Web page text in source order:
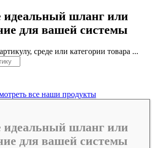
идеальный шланг или
для вашей системы
среде или категории товара ...
все наши продукты
идеальный шланг или
для вашей системы